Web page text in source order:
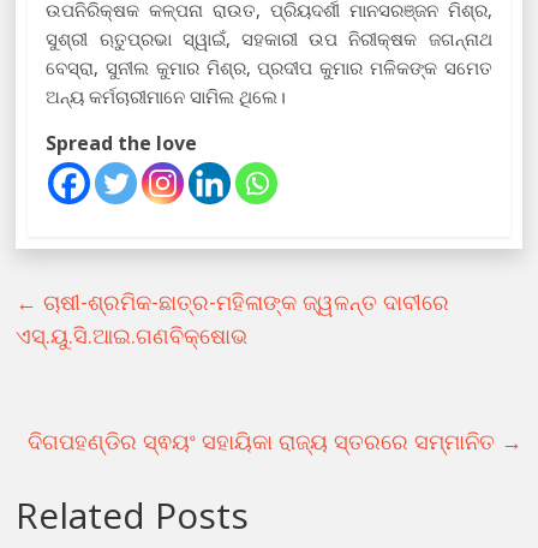
ଉପନିରିକ୍ଷକ କଳ୍ପନା ରାଉତ, ପ୍ରିୟଦର୍ଶୀ ମାନସରଞ୍ଜନ ମିଶ୍ର,
ସୁଶ୍ରୀ ଋତୁପ୍ରଭା ସ୍ୱାଇଁ, ସହକାରୀ ଉପ ନିରୀକ୍ଷକ ଜଗନ୍ନାଥ
ବେସ୍ରା, ସୁନୀଲ କୁମାର ମିଶ୍ର, ପ୍ରଦୀପ କୁମାର ମଳିକଙ୍କ ସମେତ
ଅନ୍ୟ କର୍ମଚାରୀମାନେ ସାମିଲ ଥିଲେ।
Spread the love
← ଚାଷୀ-ଶ୍ରମିକ-ଛାତ୍ର-ମହିଳାଙ୍କ ଜ୍ୱଳନ୍ତ ଦାବୀରେ
ଏସ୍‌.ୟୁ.ସି.ଆଇ.ଗଣବିକ୍ଷୋଭ
ଦିଗପହଣ୍ଡିର ସ୍ଵୟଂ ସହାୟିକା ରାଜ୍ୟ ସ୍ତରରେ ସମ୍ମାନିତ →
Related Posts